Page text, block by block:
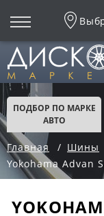
ПОДБОР ПО МАРКЕ
АВТО
Главная Шины
Yokohama Advan